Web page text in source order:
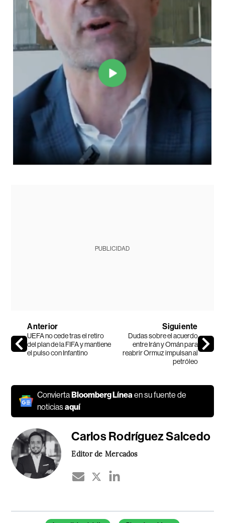
PUBLICIDAD
Anterior
UEFA no cede tras el retiro
del plan de la FIFA y mantiene
el pulso con Infantino
Siguiente
Dudas sobre el acuerdo
entre Irán y Omán para
reabrir Ormuz impulsan al
petróleo
ConviertaBloomberg Líneaen su fuente de
noticiasaquí
Carlos Rodríguez Salcedo
Editor de Mercados